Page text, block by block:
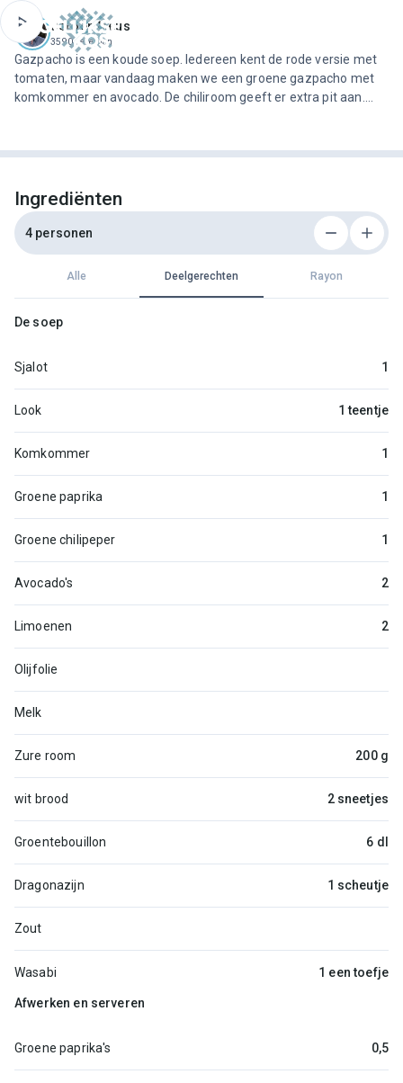
Jeroen Meus
3590 recepten
Gazpacho is een koude soep. Iedereen kent de rode versie met
tomaten, maar vandaag maken we een groene gazpacho met
komkommer en avocado. De chiliroom geeft er extra pit aan.
Ingrediënten
4 personen
Alle Deelgerechten Rayon
De soep
Sjalot 1
Look 1 teentje
Komkommer 1
Groene paprika 1
Groene chilipeper 1
Avocado's 2
Limoenen 2
Olijfolie
Melk
Zure room 200 g
wit brood 2 sneetjes
Groentebouillon 6 dl
Dragonazijn 1 scheutje
Zout
Wasabi 1 een toefje
Afwerken en serveren
Groene paprika's 0,5